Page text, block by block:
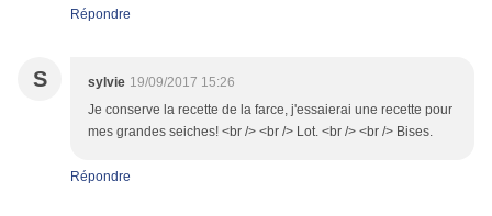
Répondre
S sylvie 19/09/2017 15:26
Je conserve la recette de la farce, j'essaierai une recette pour
mes grandes seiches! <br /> <br /> Lot. <br /> <br /> Bises.
Répondre